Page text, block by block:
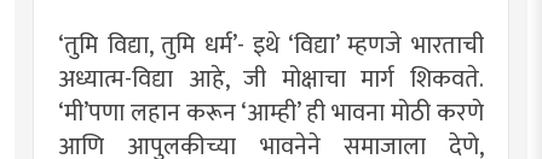
‘तुमि विद्या, तुमि धर्म’- इथे ‘विद्या’ म्हणजे भारताची
अध्यात्म-विद्या आहे, जी मोक्षाचा मार्ग शिकवते.
‘मी’पणा लहान करून ‘आम्ही’ ही भावना मोठी करणे
आणि आपुलकीच्या भावनेने समाजाला देणे,